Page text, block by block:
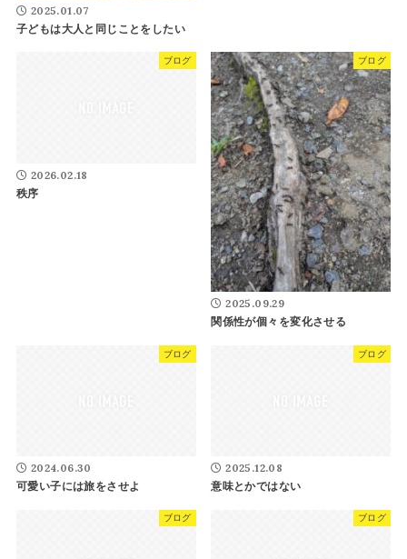
2025.01.07
子どもは大人と同じことをしたい
ブログ
2026.02.18
秩序
ブログ
2025.09.29
関係性が個々を変化させる
ブログ
2024.06.30
可愛い子には旅をさせよ
ブログ
2025.12.08
意味とかではない
ブログ ブログ